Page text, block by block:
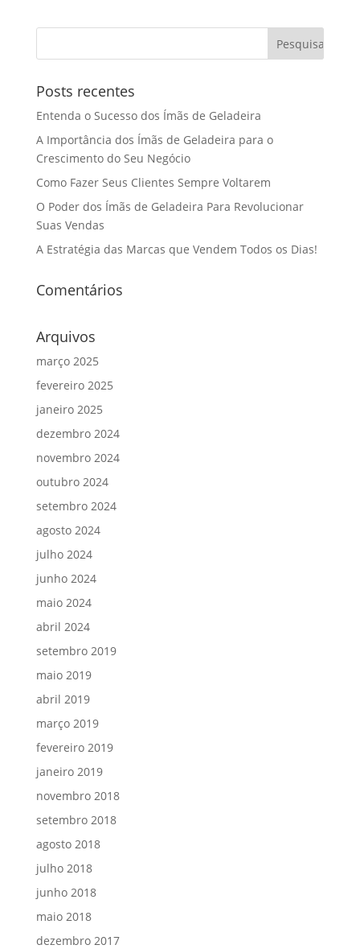
Posts recentes
Entenda o Sucesso dos Ímãs de Geladeira
A Importância dos Ímãs de Geladeira para o
Crescimento do Seu Negócio
Como Fazer Seus Clientes Sempre Voltarem
O Poder dos Ímãs de Geladeira Para Revolucionar
Suas Vendas
A Estratégia das Marcas que Vendem Todos os Dias!
Comentários
Arquivos
março 2025
fevereiro 2025
janeiro 2025
dezembro 2024
novembro 2024
outubro 2024
setembro 2024
agosto 2024
julho 2024
junho 2024
maio 2024
abril 2024
setembro 2019
maio 2019
abril 2019
março 2019
fevereiro 2019
janeiro 2019
novembro 2018
setembro 2018
agosto 2018
julho 2018
junho 2018
maio 2018
dezembro 2017